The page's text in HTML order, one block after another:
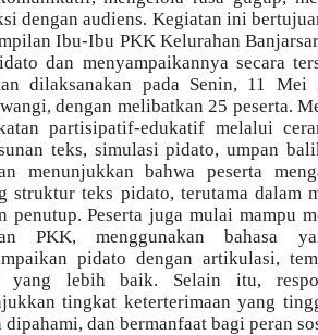
dengan audiens. Kegiatan ini
Ibu-Ibu PKK Kelurahan
dan menyampaikannya secara
dilaksanakan pada Senin, 11
dengan melibatkan 25 peserta.
partisipatif-edukatif melalui
teks, simulasi pidato, umpan
menunjukkan bahwa peserta
struktur teks pidato, terutama dalam
penutup. Peserta juga mulai mampu
PKK, menggunakan bahasa
pidato dengan artikulasi,
yang lebih baik. Selain itu,
tingkat keterterimaan yang
dipahami, dan bermanfaat bagi peran